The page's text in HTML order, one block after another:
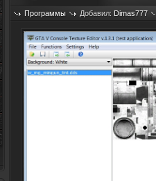
Программы Добавил: Dimas777